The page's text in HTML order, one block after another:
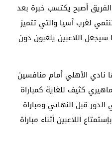
الفريق أصبح يكتسب خبرة بعد
لغرب آسيا والتي تتميز
اللاعبين يلعبون دون
نادي الأهلي أمام منافسين
كثيف للغاية كمباراة
قبل النهائي ومباراة
اللاعبين أثناء مباراة